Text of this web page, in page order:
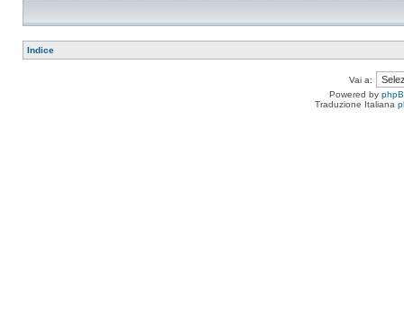
Indice
Vai a:
Powered by
Traduzione Italiana